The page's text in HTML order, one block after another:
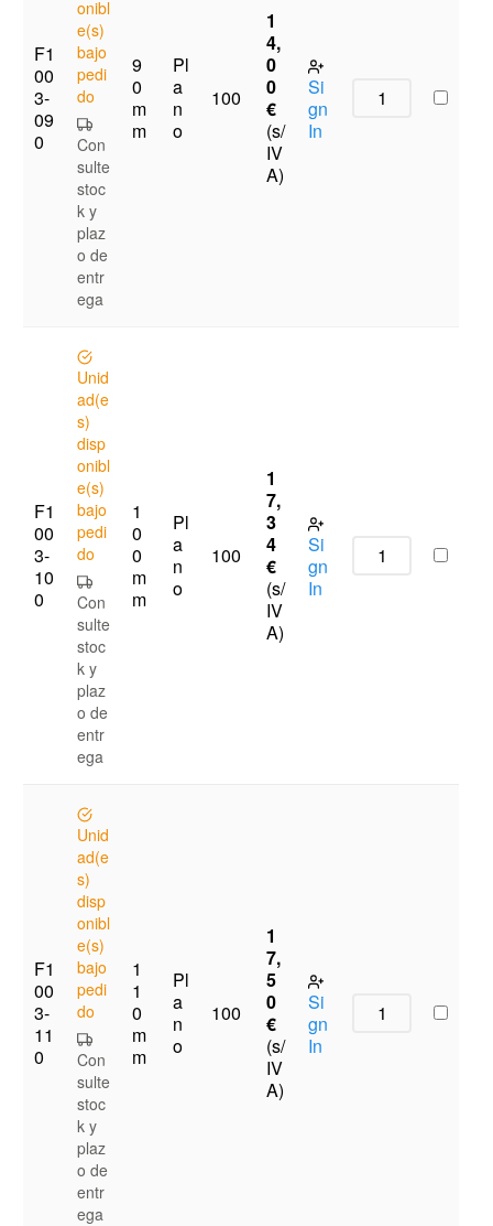
F1
00
3-
09
0
onibl
e(s)
bajo
pedi
do
Con
sulte
stoc
k y
plaz
o de
entr
ega
9
0
m
m
Pl
a
n
o
100
1
4,
0
0
€
(s/
IV
A)
Si
gn
In
F1
00
3-
10
0
Unid
ad(e
s)
disp
onibl
e(s)
bajo
pedi
do
Con
sulte
stoc
k y
plaz
o de
entr
ega
1
0
0
m
m
Pl
a
n
o
100
1
7,
3
4
€
(s/
IV
A)
Si
gn
In
F1
00
3-
11
0
Unid
ad(e
s)
disp
onibl
e(s)
bajo
pedi
do
Con
sulte
stoc
k y
plaz
o de
entr
ega
1
1
0
m
m
Pl
a
n
o
100
1
7,
5
0
€
(s/
IV
A)
Si
gn
In